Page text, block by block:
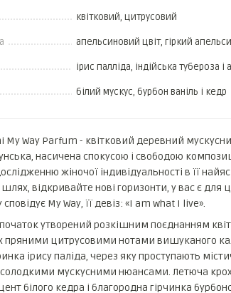
квітковий, цитрусовий
апельсиновий цвіт, гіркий
ірис палліда, індійська тубероза
білий мускус, бурбон ваніль і кедр
My Way Parfum - квітковий деревний
насичена спокусою і свободою
жіночої індивідуальності в її
відкривайте нові горизонти, у вас є для
сповідує My Way, її девіз: «I am what I live».
утворений розкішним поєднанням
цитрусовими нотами вишуканого
ірису паліда, через яку проступають
солодкими мускусними нюансами. Летюча
білого кедра і благородна гірчинка